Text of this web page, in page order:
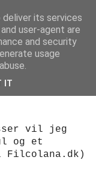
håndstrik
vil jeg
og et
its services
user-agent are
and security
usage
IT